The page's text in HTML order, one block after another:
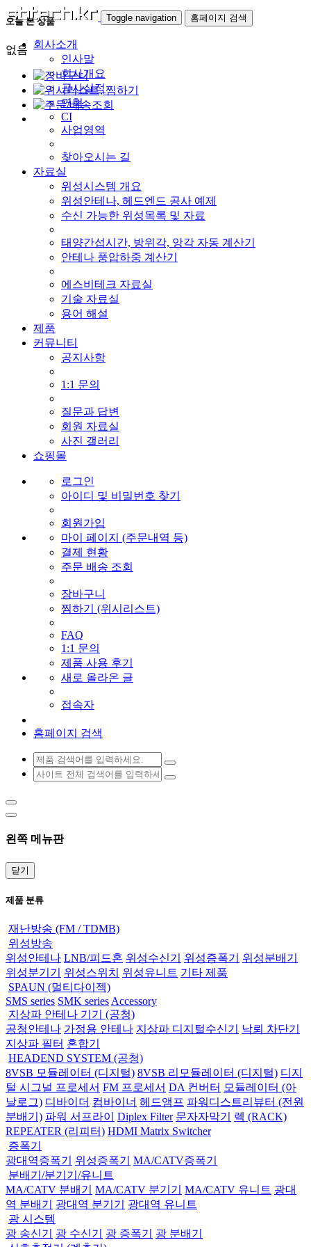
Toggle navigation 홈페이지 검색
회사소개
인사말
회사개요
공사실적
연혁
CI
사업영역
찾아오시는 길
자료실
위성시스템 개요
위성안테나, 헤드엔드 공사 예제
수신 가능한 위성목록 및 자료
태양간섭시간, 방위각, 앙각 자동 계산기
안테나 풍압하중 계산기
에스비테크 자료실
기술 자료실
용어 해설
제품
커뮤니티
공지사항
1:1 문의
질문과 답변
회원 자료실
사진 갤러리
쇼핑몰
로그인
아이디 및 비밀번호 찾기
회원가입
마이 페이지 (주문내역 등)
결제 현황
주문 배송 조회
장바구니
찜하기 (위시리스트)
FAQ
1:1 문의
제품 사용 후기
새로 올라온 글
접속자
홈페이지 검색
왼쪽 메뉴판
닫기
제품 분류
재난방송 (FM / TDMB)
위성방송
위성안테나 LNB/피드혼 위성수신기 위성증폭기
위성분배기
위성분기기
위성스위치 위성유니트 기타 제품
SPAUN (멀티다이젝)
SMS series SMK series Accessory
지상파 안테나 기기 (공청)
공청안테나 가정용 안테나 지상파 디지털수신기
낙뢰 차단기
지상파 필터 혼합기
HEADEND SYSTEM (공청)
8VSB 모듈레이터 (디지털) 8VSB 리모듈레이터 (디지털) 디지
털 시그널 프로세서 FM 프로세서 DA 컨버터 모듈레이터 (아
날로그) 디바이더 컴바이너 헤드앰프 파워디스트리뷰터 (전원
분배기) 파워 서프라이 Diplex Filter 문자자막기
렉 (RACK)
REPEATER (리피터) HDMI Matrix Switcher
증폭기
광대역증폭기
위성증폭기
MA/CATV증폭기
분배기/분기기/유니트
MA/CATV 분배기
MA/CATV 분기기 MA/CATV 유니트 광대
역 분배기
광대역 분기기
광대역 유니트
광 시스템
광 송신기
광 수신기 광 증폭기
광 분배기
오늘 본 상품
없음